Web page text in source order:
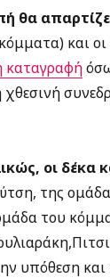
θα
και οι
καταγραφή
οι δέκα
της
του
υπόθεση